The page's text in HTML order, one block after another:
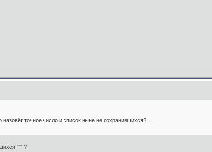
назовёт точное число и список ныне не сохранившихся? ...
""" ?